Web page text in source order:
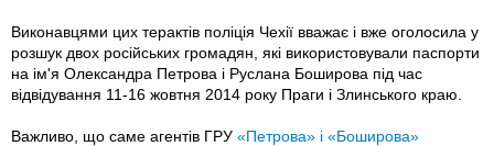
Виконавцями цих терактів поліція Чехії вважає і вже оголосила у
розшук двох російських громадян, які використовували паспорти
на ім'я Олександра Петрова і Руслана Боширова під час
відвідування 11-16 жовтня 2014 року Праги і Злинського краю.
Важливо, що саме агентів ГРУ «Петрова» і «Боширова»